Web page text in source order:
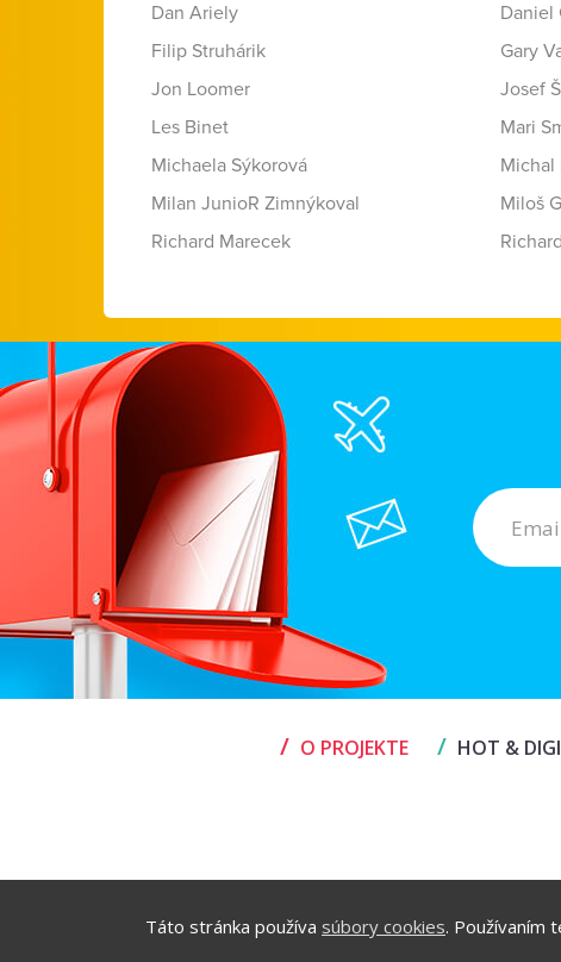
Táto stránka používa súbory cookies. Používaním
Dan Ariely Daniel
Filip Struhárik
Gary
Jon Loomer
Josef
Les Binet
Mari
Michaela Sýkorová
Michal
Milan JunioR Zimnýkoval
Miloš
Richard Marecek
/ O PROJEKTE / HOT &